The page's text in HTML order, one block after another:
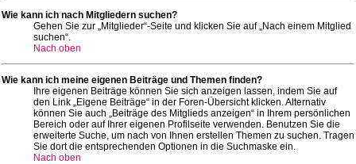
Wie kann ich nach Mitgliedern suchen?
Gehen Sie zur „Mitglieder“-Seite und klicken Sie auf „Nach einem Mitglied
suchen“.
Nach oben
Wie kann ich meine eigenen Beiträge und Themen finden?
Ihre eigenen Beiträge können Sie sich anzeigen lassen, indem Sie auf
den Link „Eigene Beiträge“ in der Foren-Übersicht klicken. Alternativ
können Sie auch „Beiträge des Mitglieds anzeigen“ in Ihrem persönlichen
Bereich oder auf Ihrer eigenen Profilseite verwenden. Benutzen Sie die
erweiterte Suche, um nach von Ihnen erstellen Themen zu suchen. Tragen
Sie dort die entsprechenden Optionen in die Suchmaske ein.
Nach oben